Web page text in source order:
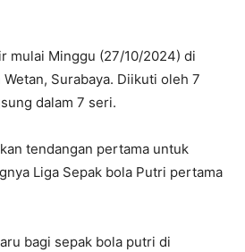
mulai Minggu (27/10/2024) di
Surabaya. Diikuti oleh 7
dalam 7 seri.
tendangan pertama untuk
Liga Sepak bola Putri pertama
bagi sepak bola putri di